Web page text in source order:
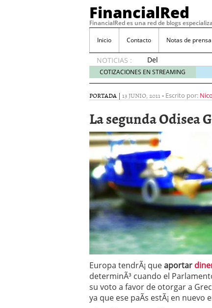
FinancialRed
FinancialRed es una red de blogs
Inicio Contacto Notas de prensa
NOTICIAS :
Del
depósito
a la
cómo
cambiando
gestión
del
ahorro
en
España
05/08/2026
Seguros de convenio
descubren cuando
ReseÃ±a de SIFX: Lo
Operar 29/06/2026
Crear empresa
29/05/2026
CÃ³mo afrontar una
26/05/2026
COTIZACIONES EN STREAMING
PORTADA | 13 JUNIO, 2011 - Escrito por:
La segunda Odisea
Europa tendrÃ¡ queaportar
determinÃ³ cuando el
su voto a favor de otorgar a
ya que ese paÃ­s estÃ¡ en nuevo